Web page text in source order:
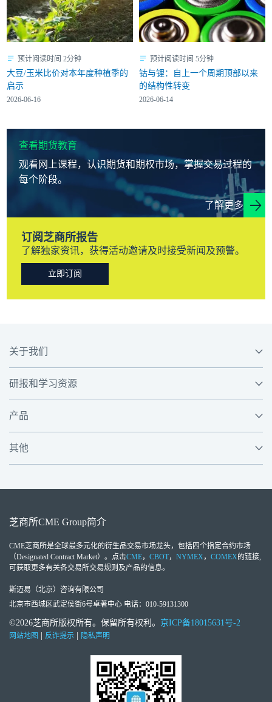
预计阅读时间 2分钟
大豆/玉米比价对本年度种植季的
启示
2026-06-16
预计阅读时间 5分钟
钴与锂：自上一个周期顶部以来
的结构性转变
2026-06-14
查看期货教育
观看网上课程，认识期货和期权市场，掌握交易过程的
每个阶段。
了解更多
订阅芝商所报告
了解独家资讯，获得活动邀请及时接受新闻及预警。
立即订阅
关于我们
研报和学习资源
产品
其他
芝商所CME Group简介
CME芝商所是全球最多元化的衍生品交易市场龙头，包括四个指定合约市场
（Designated Contract Market）。点击CME， CBOT， NYMEX， COMEX的链接,
可获取更多有关各交易所交易规则及产品的信息。
斯迈易（北京）咨询有限公司
北京市西城区武定侯街6号卓著中心 电话：010-59131300
©2026芝商所版权所有。保留所有权利。 京ICP备18015631号-2
网站地图 反诈提示 隐私声明